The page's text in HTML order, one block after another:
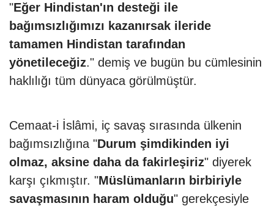
"Eğer Hindistan'ın desteği ile
bağımsızlığımızı kazanırsak ileride
tamamen Hindistan tarafından
yönetileceğiz." demiş ve bugün bu cümlesinin
haklılığı tüm dünyaca görülmüştür.
Cemaat-i İslâmi, iç savaş sırasında ülkenin
bağımsızlığına "Durum şimdikinden iyi
olmaz, aksine daha da fakirleşiriz" diyerek
karşı çıkmıştır. "Müslümanların birbiriyle
savaşmasının haram olduğu" gerekçesiyle